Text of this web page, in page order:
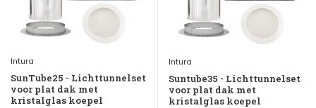
Intura
SunTube25 - Lichttunnelset
voor plat dak met
kristalglas koepel
Intura
Suntube35 - Lichttunnelset
voor plat dak met
kristalglas koepel